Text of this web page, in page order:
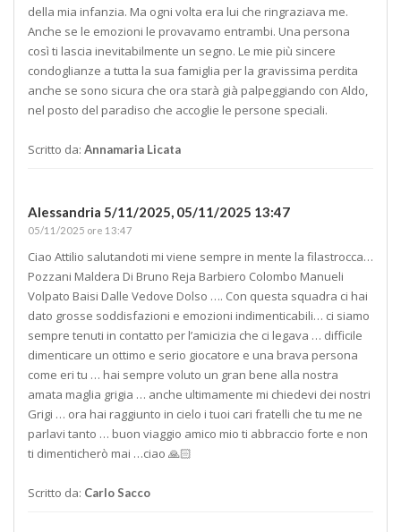
della mia infanzia. Ma ogni volta era lui che ringraziava me.
Anche se le emozioni le provavamo entrambi. Una persona
così ti lascia inevitabilmente un segno. Le mie più sincere
condoglianze a tutta la sua famiglia per la gravissima perdita
anche se sono sicura che ora starà già palpeggiando con Aldo,
nel posto del paradiso che accoglie le persone speciali.
Scritto da: Annamaria Licata
Alessandria 5/11/2025, 05/11/2025 13:47
05/11/2025 ore 13:47
Ciao Attilio salutandoti mi viene sempre in mente la filastrocca…
Pozzani Maldera Di Bruno Reja Barbiero Colombo Manueli
Volpato Baisi Dalle Vedove Dolso …. Con questa squadra ci hai
dato grosse soddisfazioni e emozioni indimenticabili… ci siamo
sempre tenuti in contatto per l’amicizia che ci legava … difficile
dimenticare un ottimo e serio giocatore e una brava persona
come eri tu … hai sempre voluto un gran bene alla nostra
amata maglia grigia … anche ultimamente mi chiedevi dei nostri
Grigi … ora hai raggiunto in cielo i tuoi cari fratelli che tu me ne
parlavi tanto … buon viaggio amico mio ti abbraccio forte e non
ti dimenticherò mai …ciao 🙏🏻
Scritto da: Carlo Sacco